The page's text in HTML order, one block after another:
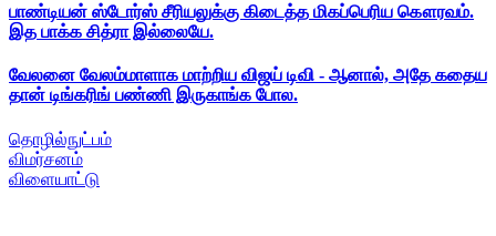
பாண்டியன் ஸ்டோர்ஸ் சீரியலுக்கு கிடைத்த மிகப்பெரிய கௌரவம்.
இத பாக்க சித்ரா இல்லையே.
வேலனை வேலம்மாளாக மாற்றிய விஜய் டிவி - ஆனால், அதே கதைய
தான் டிங்கரிங் பண்ணி இருகாங்க போல.
தொழில்நுட்பம்
விமர்சனம்
விளையாட்டு